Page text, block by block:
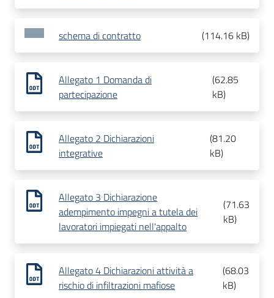
schema di contratto (114.16 kB)
Allegato 1 Domanda di
partecipazione
(62.85
kB)
Allegato 2 Dichiarazioni
integrative
(81.20
kB)
Allegato 3 Dichiarazione
adempimento impegni a tutela dei
lavoratori impiegati nell'appalto
(71.63
kB)
Allegato 4 Dichiarazioni attività a
rischio di infiltrazioni mafiose
(68.03
kB)